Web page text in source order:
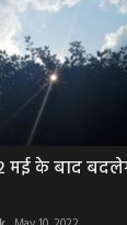
मई के बाद